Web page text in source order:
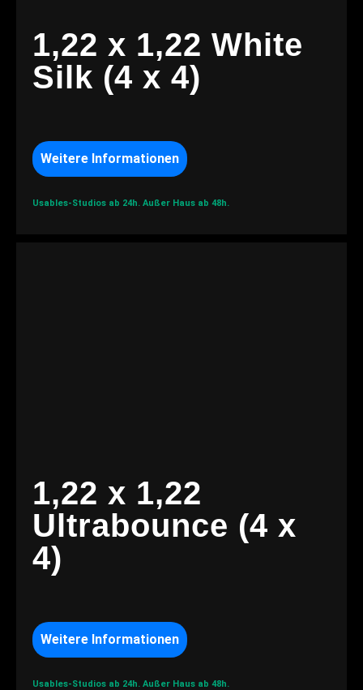
1,22 x 1,22 White
Silk (4 x 4)
Weitere Informationen
Usables-Studios ab 24h. Außer Haus ab 48h.
1,22 x 1,22
Ultrabounce (4 x
4)
Weitere Informationen
Usables-Studios ab 24h. Außer Haus ab 48h.